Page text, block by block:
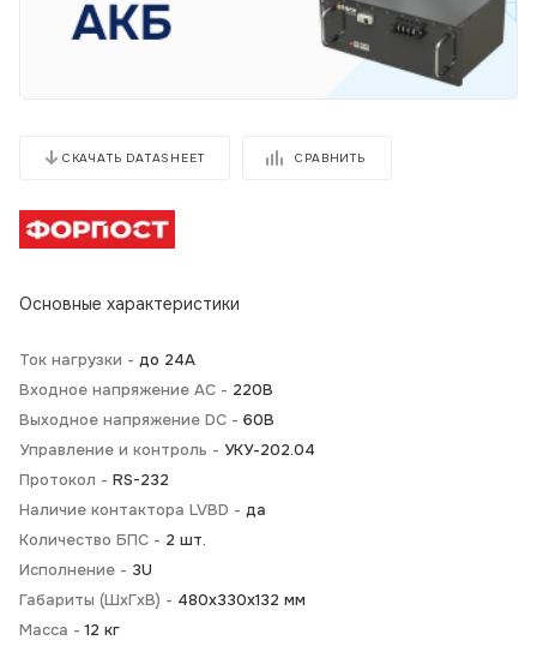
СКАЧАТЬ DATASHEET СРАВНИТЬ
Основные характеристики
Ток нагрузки - до 24А
Входное напряжение AC - 220В
Выходное напряжение DC - 60В
Управление и контроль - УКУ-202.04
Протокол - RS-232
Наличие контактора LVBD - да
Количество БПС - 2 шт.
Исполнение - 3U
Габариты (ШхГхВ) - 480х330х132 мм
Масса - 12 кг